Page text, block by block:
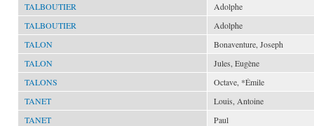
TALBOUTIER
Adolphe
TALBOUTIER
Adolphe
TALON
Bonaventure, Joseph
TALON
Jules, Eugène
TALONS
Octave, *Émile
TANET
Louis, Antoine
TANET
Paul